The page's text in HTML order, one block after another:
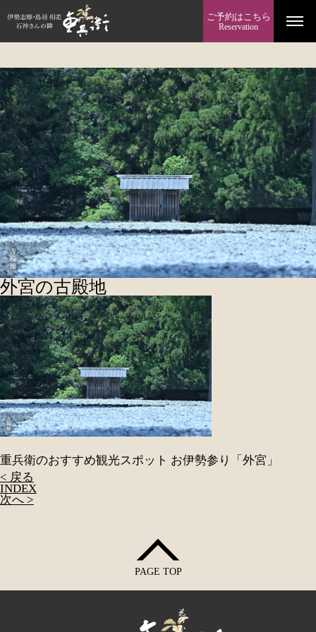
ご予約はこちら
Reservation
外宮の古殿地
重兵衛のおすすめ観光スポット お伊勢参り「外宮」
< 戻る
INDEX
次へ >
PAGE TOP